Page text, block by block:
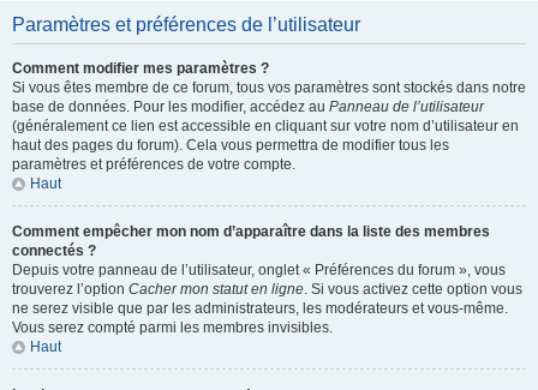
Paramètres et préférences de l’utilisateur
Comment modifier mes paramètres ?
Si vous êtes membre de ce forum, tous vos paramètres sont stockés dans notre
base de données. Pour les modifier, accédez au Panneau de l’utilisateur
(généralement ce lien est accessible en cliquant sur votre nom d’utilisateur en
haut des pages du forum). Cela vous permettra de modifier tous les
paramètres et préférences de votre compte.
Haut
Comment empêcher mon nom d’apparaître dans la liste des membres
connectés ?
Depuis votre panneau de l’utilisateur, onglet « Préférences du forum », vous
trouverez l’option Cacher mon statut en ligne. Si vous activez cette option vous
ne serez visible que par les administrateurs, les modérateurs et vous-même.
Vous serez compté parmi les membres invisibles.
Haut